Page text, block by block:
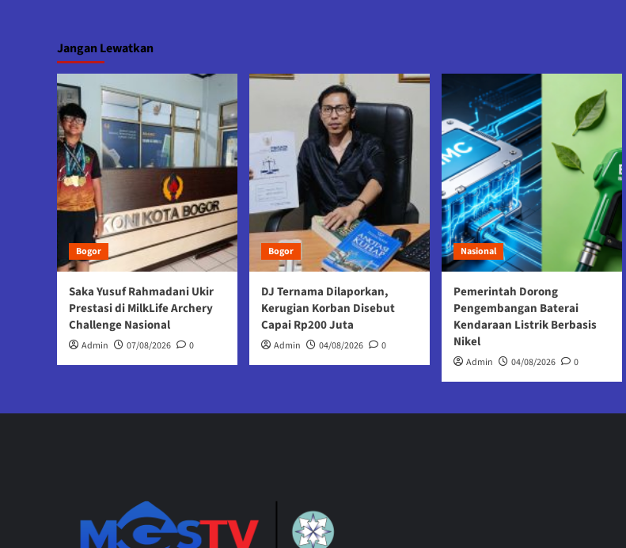
Jangan Lewatkan
Bogor
Saka Yusuf Rahmadani Ukir
Prestasi di MilkLife Archery
Challenge Nasional
Admin 07/08/2026 0
Bogor
DJ Ternama Dilaporkan,
Kerugian Korban Disebut
Capai Rp200 Juta
Admin 04/08/2026 0
Nasional
Pemerintah Dorong
Pengembangan Baterai
Kendaraan Listrik Berbasis
Nikel
Admin 04/08/2026 0